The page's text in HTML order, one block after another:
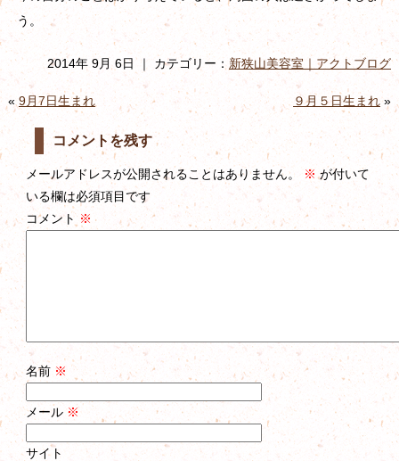
う。
2014年 9月 6日 ｜ カテゴリー： 新狭山美容室｜アクトブログ
« 9月7日生まれ ９月５日生まれ»
コメントを残す
メールアドレスが公開されることはありません。 ※ が付いて
いる欄は必須項目です
コメント ※
名前 ※
メール ※
サイト